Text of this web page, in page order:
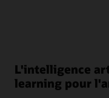
L'intelligence
learning pour